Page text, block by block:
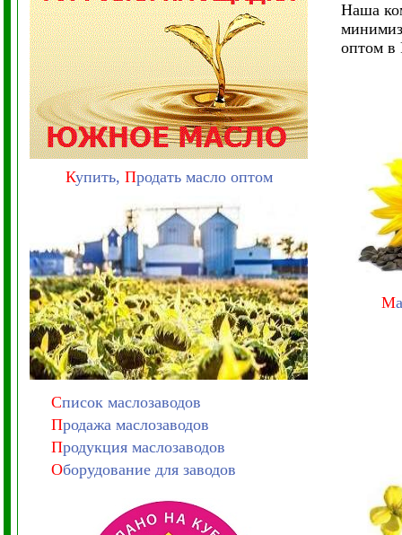
Купить, Продать масло оптом
Список маслозаводов
Продажа маслозаводов
Продукция маслозаводов
Оборудование для заводов
Наша
оптом в
М